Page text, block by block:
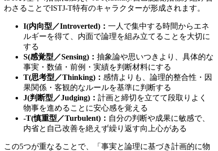
わさることでISTJ-T特有のキャラクターが形成されます。
I(内向型／Introverted)： 一人で集中する時間からエネ
ルギーを得て、内面で論理を組み立てることを大切に
する
S(感覚型／Sensing)： 抽象論や思いつきより、具体的な
事実・数値・前例・実績を判断材料にする
T(思考型／Thinking)： 感情よりも、論理的整合性・因
果関係・客観的なルールを基準に判断する
J(判断型／Judging)： 計画と締切を立てて段取りよく
物事を進めることに安心感を覚える
-T(慎重型／Turbulent)： 自分の判断や成果に敏感で、
内省と自己改善を絶えず繰り返す向上心がある
この5つが重なることで、「事実と論理に基づき計画的に物